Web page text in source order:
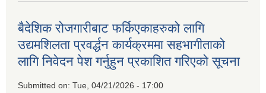
बैदेशिक रोजगारीबाट फर्किएकाहरुको लागि
उद्यमशिलता प्रवर्द्धन कार्यक्रममा सहभागीताको
लागि निवेदन पेश गर्नुहुन प्रकाशित गरिएको सूचना
Submitted on: Tue, 04/21/2026 - 17:00